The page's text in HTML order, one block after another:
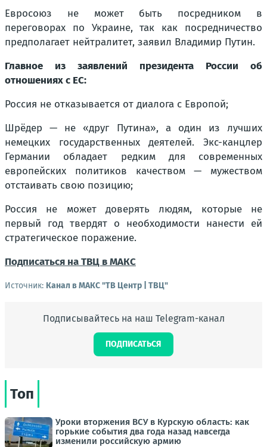
Евросоюз не может быть посредником в
переговорах по Украине, так как посредничество
предполагает нейтралитет, заявил Владимир Путин.
Главное из заявлений президента России об
отношениях с ЕС:
Россия не отказывается от диалога с Европой;
Шрёдер — не «друг Путина», а один из лучших
немецких государственных деятелей. Экс-канцлер
Германии обладает редким для современных
европейских политиков качеством — мужеством
отстаивать свою позицию;
Россия не может доверять людям, которые не
первый год твердят о необходимости нанести ей
стратегическое поражение.
Подписаться на ТВЦ в МАКС
Источник: Канал в МАКС "ТВ Центр | ТВЦ"
Подписывайтесь на наш Telegram-канал
ПОДПИСАТЬСЯ
Топ
Уроки вторжения ВСУ в Курскую область: как
горькие события два года назад навсегда
изменили российскую армию